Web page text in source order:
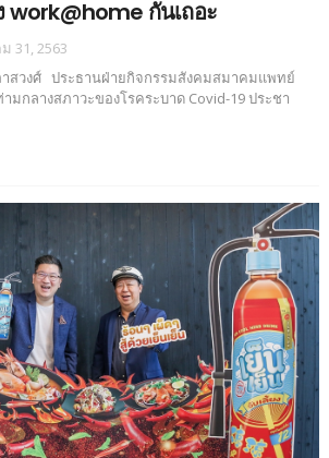
work@home กันเถอะ
31, 2563
สวงศ์ ประธานฝ่ายกิจกรรมสังคมสมาคมแพทย์
มกลางสภาวะของโรคระบาด Covid-19 ประชา